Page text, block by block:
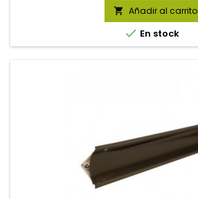
 Añadir al carrito
 En stock